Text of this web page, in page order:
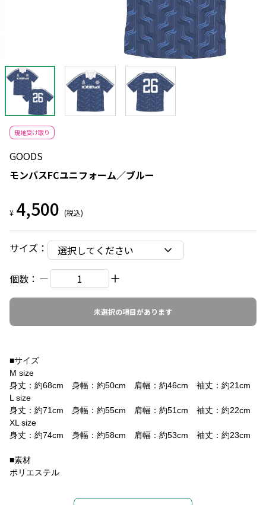
現地受け取り
GOODS
モンバスFCユニフォーム／ブルー
¥ 4,500 (税込)
サイズ ：
選択してください
個数：
未選択の項目があります
■サイズ
M size
身丈：約68cm 身幅：約50cm 肩幅：約46cm 袖丈：約21cm
L size
身丈：約71cm 身幅：約55cm 肩幅：約51cm 袖丈：約22cm
XL size
身丈：約74cm 身幅：約58cm 肩幅：約53cm 袖丈：約23cm
■素材
ポリエステル